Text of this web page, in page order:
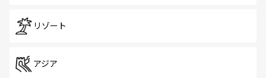
リゾート
アジア